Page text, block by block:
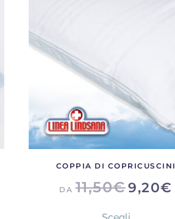
COPPIA DI COPRICUSCINI
DA11,50€9,20€